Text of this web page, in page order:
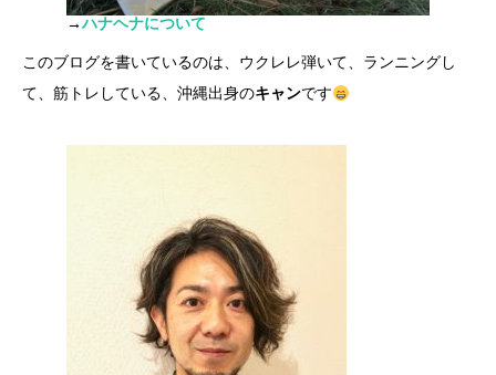
→ハナヘナについて
このブログを書いているのは、ウクレレ弾いて、ランニングし
て、筋トレしている、沖縄出身のキャンです